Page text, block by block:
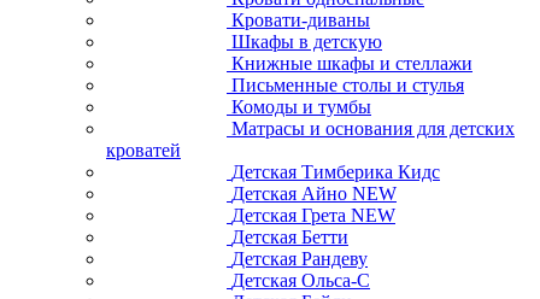
Кровати-диваны
Шкафы в детскую
Книжные шкафы и стеллажи
Письменные столы и стулья
Комоды и тумбы
Матрасы и основания для детских
кроватей
Детская Тимберика Кидс
Детская Айно NEW
Детская Грета NEW
Детская Бетти
Детская Рандеву
Детская Ольса-С